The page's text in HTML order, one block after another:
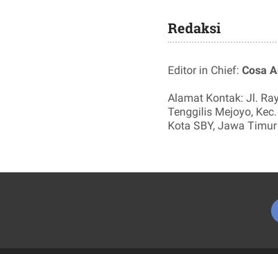
Redaksi
Editor in Chief: Cosa
Alamat Kontak: Jl.
Tenggilis Mejoyo,
Kota SBY, Jawa